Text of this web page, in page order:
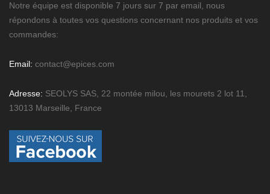
Notre équipe est disponible 7 jours sur 7 par email, nous
répondons à toutes vos questions concernant nos produits et vos
commandes:
Email: contact@epices.com
Adresse: SEOLYS SAS, 22 montée milou, les mourets 2 lot 11,
13013 Marseille, France